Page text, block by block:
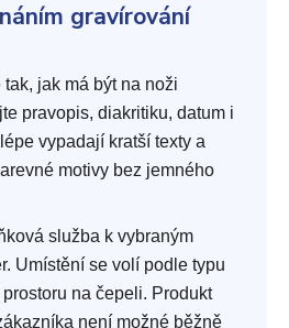
gravírování
jak má být na noži
pravopis, diakritiku, datum i
vypadají kratší texty a
motivy bez jemného
služba k vybraným
Umístění se volí podle typu
na čepeli. Produkt
není možné běžně